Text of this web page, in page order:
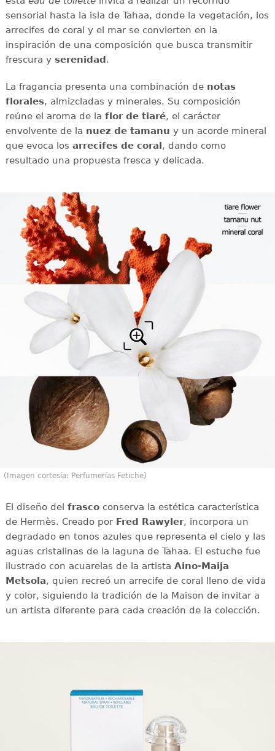
sensorial hasta la isla de Tahaa, donde la vegetación, los
arrecifes de coral y el mar se convierten en la
inspiración de una composición que busca transmitir
frescura y serenidad.
La fragancia presenta una combinación de notas
florales, almizcladas y minerales. Su composición
reúne el aroma de la flor de tiaré, el carácter
envolvente de la nuez de tamanu y un acorde mineral
que evoca los arrecifes de coral, dando como
resultado una propuesta fresca y delicada.
(Imagen cortesía: Perfumerías Fetiche)
El diseño del frascoconserva la estética característica
de Hermès. Creado por Fred Rawyler, incorpora un
degradado en tonos azules que representa el cielo y las
aguas cristalinas de la laguna de Tahaa. El estuche fue
ilustrado con acuarelas de la artista Aino-Maija
Metsola, quien recreó un arrecife de coral lleno de vida
y color, siguiendo la tradición de la Maison de invitar a
un artista diferente para cada creación de la colección.